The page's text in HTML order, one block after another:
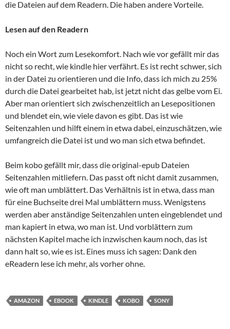
die Dateien auf dem Readern. Die haben andere Vorteile.
Lesen auf den Readern
Noch ein Wort zum Lesekomfort. Nach wie vor gefällt mir das
nicht so recht, wie kindle hier verfährt. Es ist recht schwer, sich
in der Datei zu orientieren und die Info, dass ich mich zu 25%
durch die Datei gearbeitet hab, ist jetzt nicht das gelbe vom Ei.
Aber man orientiert sich zwischenzeitlich an Lesepositionen
und blendet ein, wie viele davon es gibt. Das ist wie
Seitenzahlen und hilft einem in etwa dabei, einzuschätzen, wie
umfangreich die Datei ist und wo man sich etwa befindet.
Beim kobo gefällt mir, dass die original-epub Dateien
Seitenzahlen mitliefern. Das passt oft nicht damit zusammen,
wie oft man umblättert. Das Verhältnis ist in etwa, dass man
für eine Buchseite drei Mal umblättern muss. Wenigstens
werden aber anständige Seitenzahlen unten eingeblendet und
man kapiert in etwa, wo man ist. Und vorblättern zum
nächsten Kapitel mache ich inzwischen kaum noch, das ist
dann halt so, wie es ist. Eines muss ich sagen: Dank den
eReadern lese ich mehr, als vorher ohne.
AMAZON EBOOK KINDLE KOBO SONY